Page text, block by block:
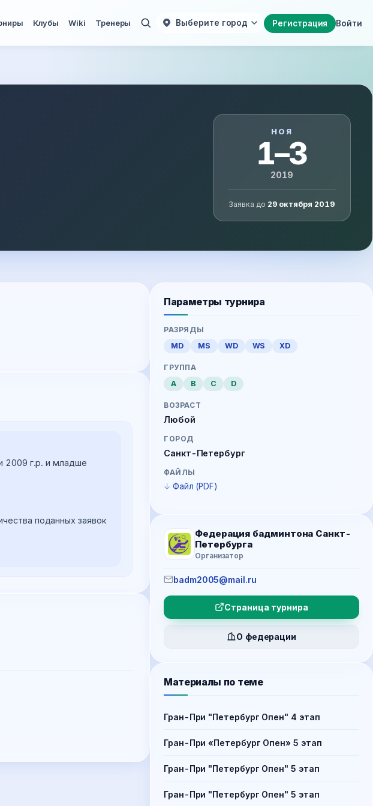
Клубы Wiki Тренеры Регистрация Войти
Выберите город
НОЯ
1–3
2019
Заявка до 29 октября 2019
2009 г.р. и младше
поданных заявок
Параметры турнира
РАЗРЯДЫ
MD
MS WD WS XD
ГРУППА
A
B C D
ВОЗРАСТ
Любой
ГОРОД
Санкт-Петербург
ФАЙЛЫ
Файл (PDF)
Федерация бадминтона Санкт-
Петербурга
Организатор
badm2005@mail.ru
Страница турнира
О федерации
Материалы по теме
Гран-При "Петербург Опен" 4 этап
Гран-При «Петербург Опен» 5 этап
Гран-При "Петербург Опен" 5 этап
Гран-При "Петербург Опен" 5 этап